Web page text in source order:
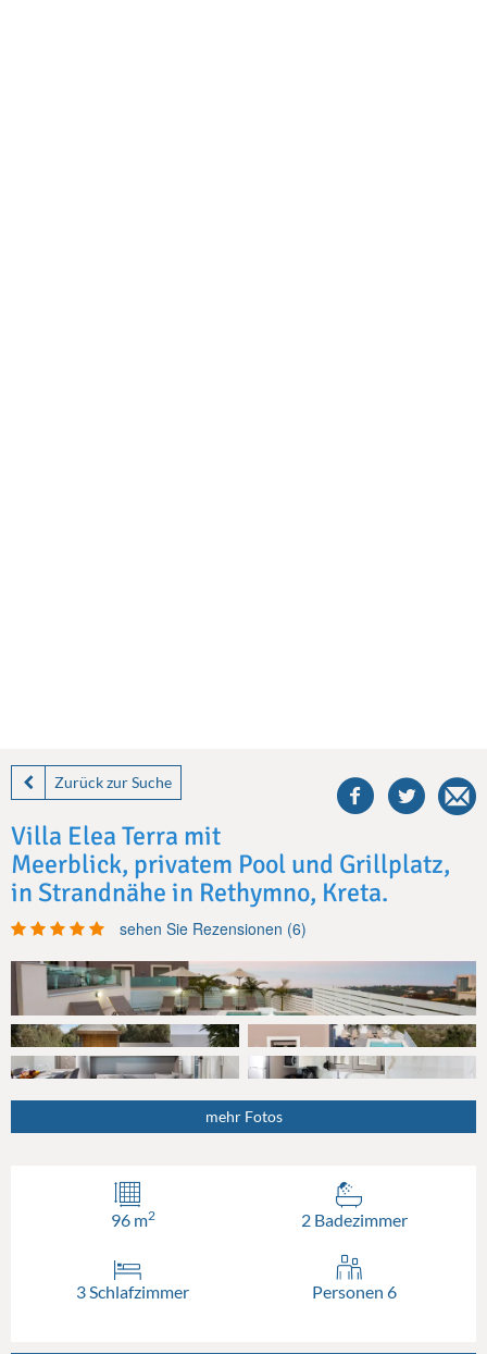
Zurück zur Suche
this
villa
Villa Elea Terra mit
Meerblick, privatem Pool und Grillplatz,
in Strandnähe in Rethymno, Kreta.
sehen Sie Rezensionen (6)
mehr Fotos
96 m2 2 Badezimmer
3 Schlafzimmer Personen 6